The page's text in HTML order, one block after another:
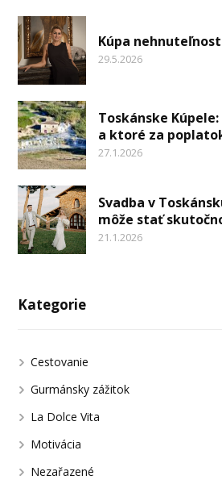
Kúpa
29.5.2026
Toskánske
a ktoré za
27.1.2026
Svadba v
môže stať
21.1.2026
Kategorie
Cestovanie
Gurmánsky zážitok
La Dolce Vita
Motivácia
Nezařazené